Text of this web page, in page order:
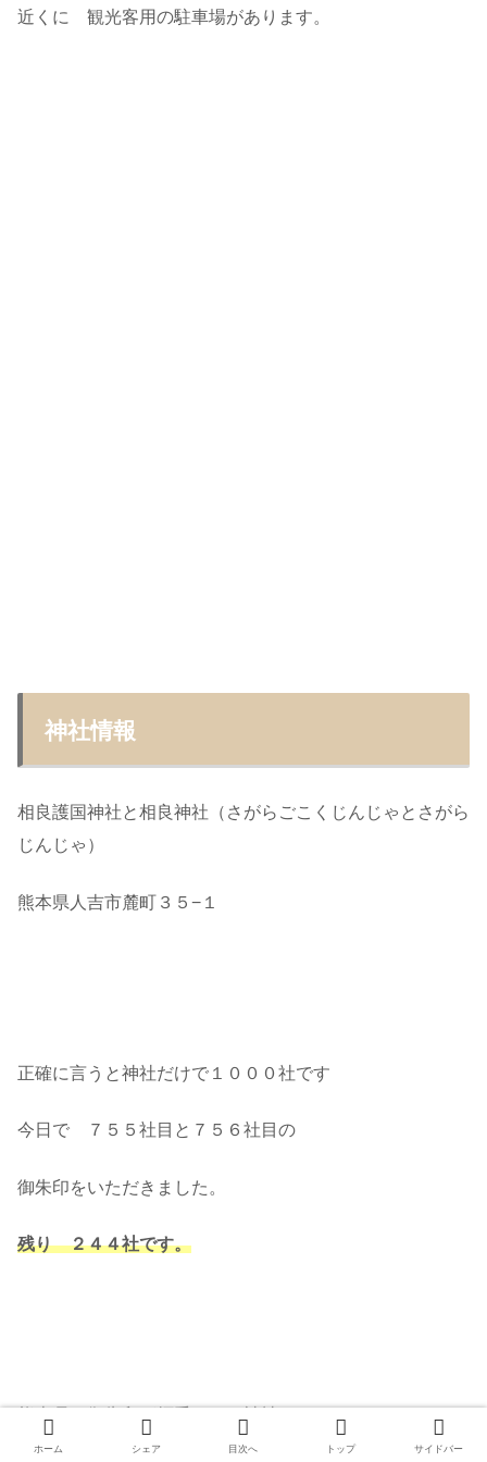
近くに 観光客用の駐車場があります。
神社情報
相良護国神社と相良神社（さがらごこくじんじゃとさがら
じんじゃ）
熊本県人吉市麓町３５−１
正確に言うと神社だけで１０００社です
今日で ７５５社目と７５６社目の
御朱印をいただきました。
残り ２４４社です。
ホーム シェア 目次へ トップ サイドバー